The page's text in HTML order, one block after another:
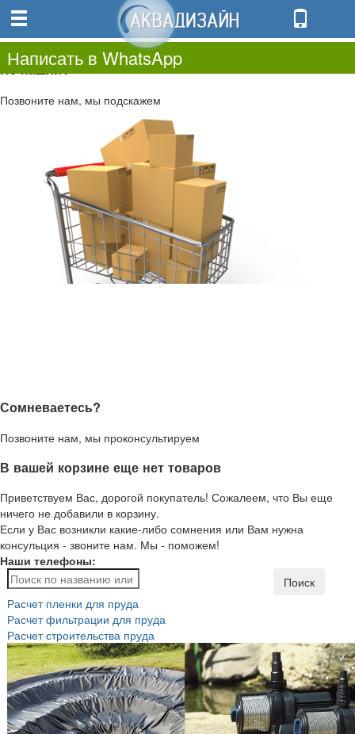
0.00
0
Не нашли?
Позвоните нам, мы подскажем
Сомневаетесь?
Позвоните нам, мы проконсультируем
В вашей корзине еще нет товаров
Приветствуем Вас, дорогой покупатель! Сожалеем, что Вы еще
ничего не добавили в корзину.
Если у Вас возникли какие-либо сомнения или Вам нужна
консульция - звоните нам. Мы - поможем!
Наши телефоны:
Написать в WhatsApp
Поиск
Расчет пленки для пруда
Расчет фильтрации для пруда
Расчет строительства пруда